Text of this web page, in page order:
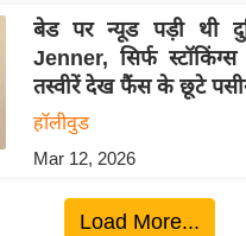
बेड पर न्यूड पड़ी थी
Jenner, सिर्फ
तस्वीरें देख फैंस के छूटे
हॉलीवुड
Mar 12, 2026
Load More...